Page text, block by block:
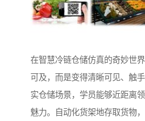
在智慧冷链仓储仿真的奇妙世
可及，而是变得清晰可见、触
实仓储场景，学员能够近距离
魅力。自动化货架地存取货物